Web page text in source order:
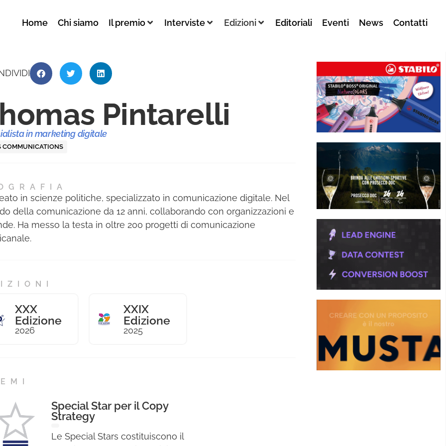
Home Chi siamo Il premio Interviste Edizioni Editoriali Eventi News Contatti
Pintarelli
in marketing digitale
COMMUNICATIONS
in scienze politiche, specializzato in comunicazione digitale. Nel
della comunicazione da 12 anni, collaborando con organizzazioni e
Ha messo la testa in oltre 200 progetti di comunicazione
XXX
Edizione
2026
XXIX
Edizione
2025
Special Star per il Copy
Strategy
Le Special Stars costituiscono il